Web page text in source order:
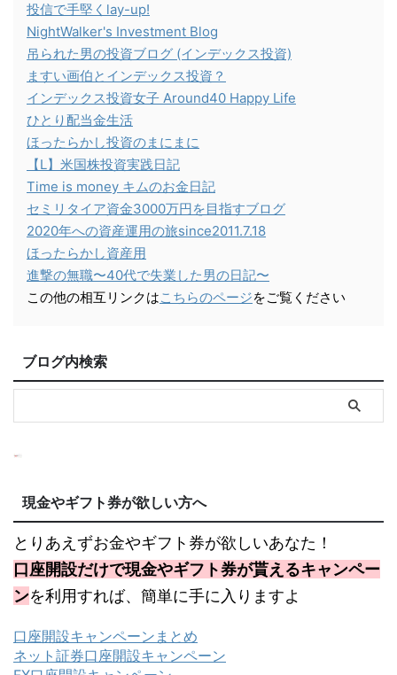
投信で手堅くlay-up!
NightWalker's Investment Blog
吊られた男の投資ブログ (インデックス投資)
ますい画伯とインデックス投資？
インデックス投資女子 Around40 Happy Life
ひとり配当金生活
ほったらかし投資のまにまに
【L】米国株投資実践日記
Time is money キムのお金日記
セミリタイア資金3000万円を目指すブログ
2020年への資産運用の旅since2011.7.18
ほったらかし資産用
進撃の無職〜40代で失業した男の日記〜
この他の相互リンクはこちらのページをご覧ください
ブログ内検索
現金やギフト券が欲しい方へ
とりあえずお金やギフト券が欲しいあなた！
口座開設だけで現金やギフト券が貰えるキャンペー
ンを利用すれば、簡単に手に入りますよ
口座開設キャンペーンまとめ
ネット証券口座開設キャンペーン